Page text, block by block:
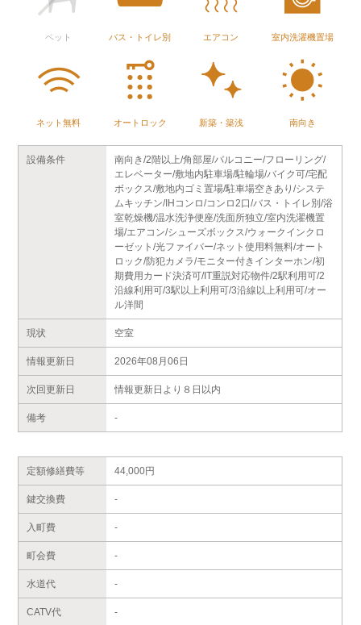
ペット バス・トイレ別 エアコン 室内洗濯機置場
ネット無料 オートロック 新築・築浅 南向き
設備条件
南向き/2階以上/角部屋/バルコニー/フローリング/
エレベーター/敷地内駐車場/駐輪場/バイク可/宅配
ボックス/敷地内ゴミ置場/駐車場空きあり/システ
ムキッチン/IHコンロ/コンロ2口/バス・トイレ別/浴
室乾燥機/温水洗浄便座/洗面所独立/室内洗濯機置
場/エアコン/シューズボックス/ウォークインクロ
ーゼット/光ファイバー/ネット使用料無料/オート
ロック/防犯カメラ/モニター付きインターホン/初
期費用カード決済可/IT重説対応物件/2駅利用可/2
沿線利用可/3駅以上利用可/3沿線以上利用可/オー
ル洋間
現状 空室
情報更新日 2026年08月06日
次回更新日 情報更新日より８日以内
備考 -
定額修繕費等 44,000円
鍵交換費 -
入町費 -
町会費 -
水道代 -
CATV代 -